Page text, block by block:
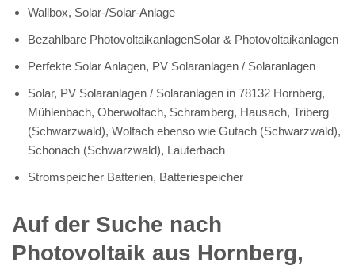
Wallbox, Solar-/Solar-Anlage
Bezahlbare PhotovoltaikanlagenSolar & Photovoltaikanlagen
Perfekte Solar Anlagen, PV Solaranlagen / Solaranlagen
Solar, PV Solaranlagen / Solaranlagen in 78132 Hornberg,
Mühlenbach, Oberwolfach, Schramberg, Hausach, Triberg
(Schwarzwald), Wolfach ebenso wie Gutach (Schwarzwald),
Schonach (Schwarzwald), Lauterbach
Stromspeicher Batterien, Batteriespeicher
Auf der Suche nach
Photovoltaik aus Hornberg,